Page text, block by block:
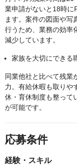
業申請がないと18時に
ます。案件の図面や写
行うため、業務の効率
減少しています。
家族を大切にできる
同業他社と比べて残業
力。有給休暇も取りや
休・育休制度も整って
が可能です。
応募条件
経験・スキル